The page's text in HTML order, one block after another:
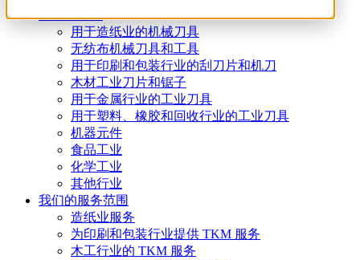
行业与产品
用于造纸业的机械刀具
无纺布机械刀具和工具
用于印刷和包装行业的刮刀片和机刀
木材工业刀片和锯子
用于金属行业的工业刀具
用于塑料、橡胶和回收行业的工业刀具
机器元件
食品工业
化学工业
其他行业
我们的服务范围
造纸业服务
为印刷和包装行业提供 TKM 服务
木工行业的 TKM 服务